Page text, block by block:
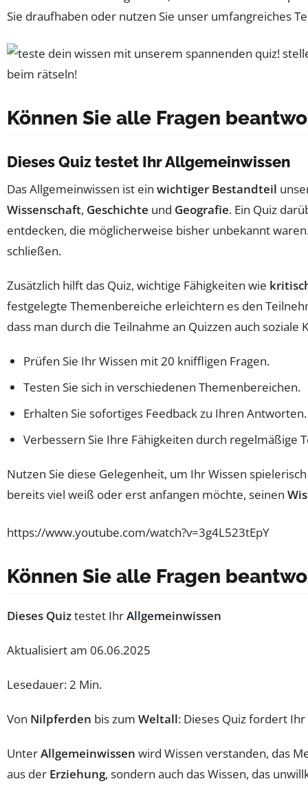
Sie draufhaben oder nutzen Sie unser umfangreiches
Können Sie alle Fragen
Dieses Quiz testet Ihr Allgemeinwissen
Das Allgemeinwissen ist ein wichtiger Bestandteil
Wissenschaft, Geschichte und Geografie. Ein Quiz
entdecken, die möglicherweise bisher unbekannt
schließen.
Zusätzlich hilft das Quiz, wichtige Fähigkeiten wie
festgelegte Themenbereiche erleichtern es den
dass man durch die Teilnahme an Quizzen auch
Prüfen Sie Ihr Wissen mit 20 kniffligen Fragen.
Testen Sie sich in verschiedenen Themenbereichen.
Erhalten Sie sofortiges Feedback zu Ihren Antworten.
Verbessern Sie Ihre Fähigkeiten durch regelmäßige
Nutzen Sie diese Gelegenheit, um Ihr Wissen
bereits viel weiß oder erst anfangen möchte, seinen
https://www.youtube.com/watch?v=3g4L523tEpY
Können Sie alle Fragen
Dieses Quiztestet IhrAllgemeinwissen
Aktualisiert am 06.06.2025
Lesedauer: 2 Min.
Von Nilpferden bis zum Weltall: Dieses Quiz fordert
UnterAllgemeinwissen wird Wissen verstanden, das
aus der Erziehung, sondern auch das Wissen, das